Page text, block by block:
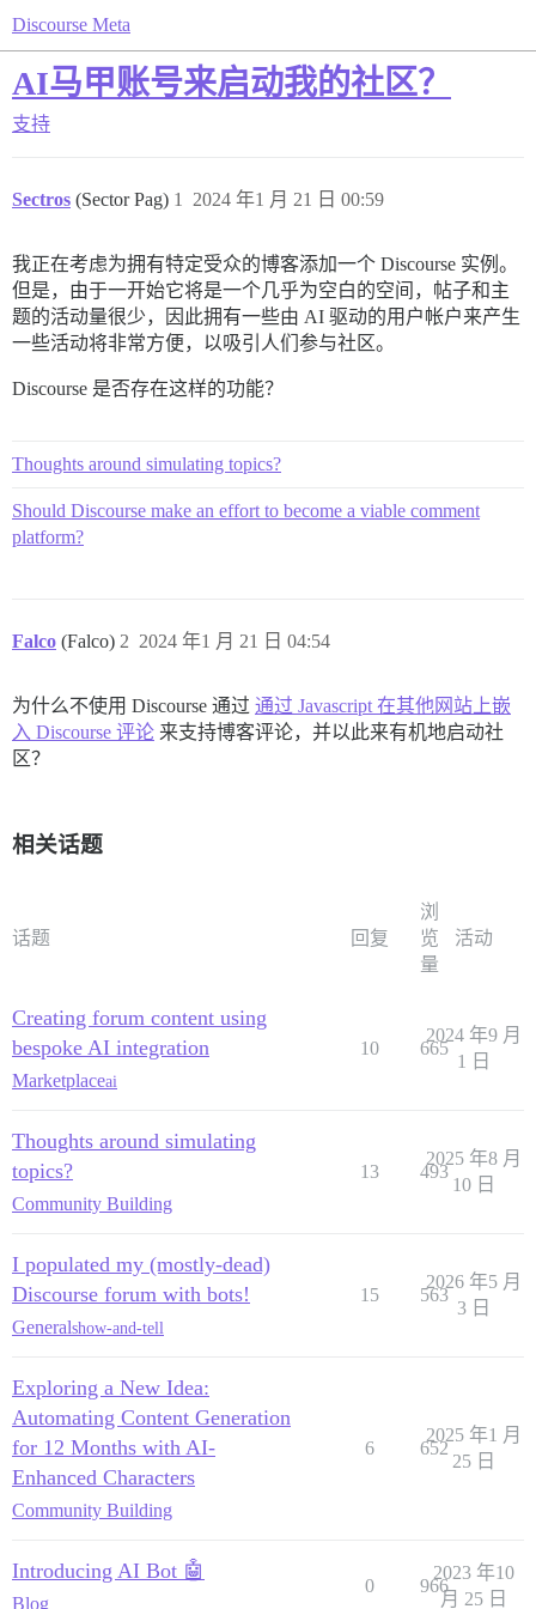
Discourse Meta
AI马甲账号来启动我的社区？
支持
Sectros (Sector Pag) 2024 年1 月 21 日 00:59
1
我正在考虑为拥有特定受众的博客添加一个 Discourse 实例。
但是，由于一开始它将是一个几乎为空白的空间，帖子和主
题的活动量很少，因此拥有一些由 AI 驱动的用户帐户来产生
一些活动将非常方便，以吸引人们参与社区。
Discourse 是否存在这样的功能？
Thoughts around simulating topics?
Should Discourse make an effort to become a viable comment
platform?
Falco (Falco) 2024 年1 月 21 日 04:54
2
为什么不使用 Discourse 通过 通过 Javascript 在其他网站上嵌
入 Discourse 评论 来支持博客评论，并以此来有机地启动社
区？
相关话题
话题 回复
浏
览
量
活动
Creating forum content using
bespoke AI integration
Marketplaceai
10 665
2024 年9 月
1 日
Thoughts around simulating
topics?
Community Building
13 493
2025 年8 月
10 日
I populated my (mostly-dead)
Discourse forum with bots!
Generalshow-and-tell
15 563
2026 年5 月
3 日
Exploring a New Idea:
Automating Content Generation
for 12 Months with AI-
Enhanced Characters
Community Building
6 652
2025 年1 月
25 日
Introducing AI Bot 🤖
Blog
0 966
2023 年10
月 25 日